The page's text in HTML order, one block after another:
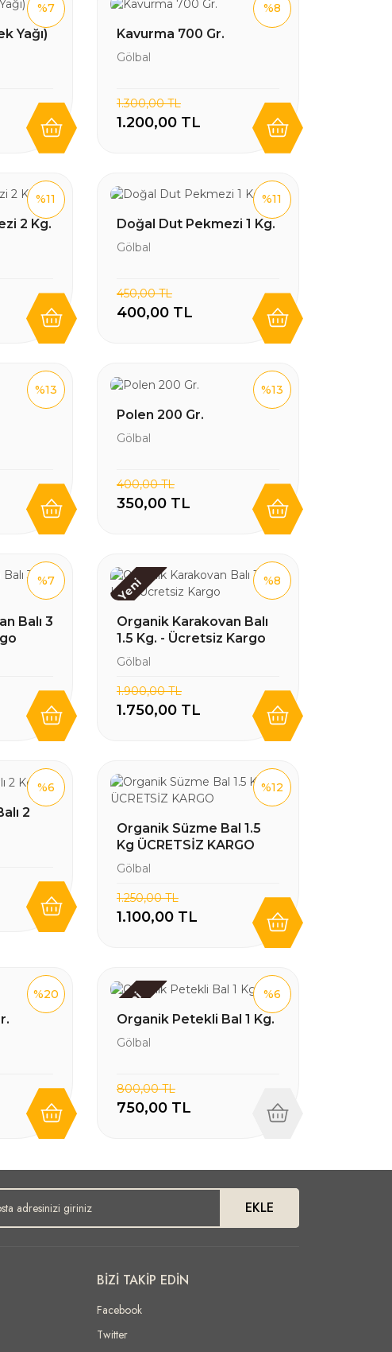
%7
Yağı)
%8
Kavurma 700 Gr.
Gölbal
1.300,00 TL
1.200,00 TL
%11
2 Kg.
%11
Doğal Dut Pekmezi 1 Kg.
Gölbal
450,00 TL
400,00 TL
%13 %13
Polen 200 Gr.
Gölbal
400,00 TL
350,00 TL
%7
Balı 3
Yeni %8
Organik Karakovan Balı
1.5 Kg. - Ücretsiz Kargo
Gölbal
1.900,00 TL
1.750,00 TL
%6
2
%12
Organik Süzme Bal 1.5
Kg ÜCRETSİZ KARGO
Gölbal
1.250,00 TL
1.100,00 TL
%20 Yeni %6
Organik Petekli Bal 1 Kg.
Gölbal
800,00 TL
750,00 TL
EKLE
BİZİ TAKİP EDİN
Facebook
Twitter